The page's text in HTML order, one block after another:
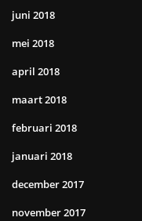
juni 2018
mei 2018
april 2018
maart 2018
februari 2018
januari 2018
december 2017
november 2017